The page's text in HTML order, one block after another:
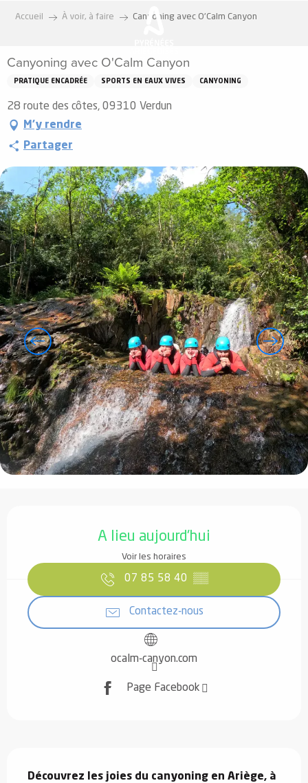
principal
Accueil À voir, à faire Canyoning avec O'Calm Canyon
Canyoning avec O'Calm Canyon
PRATIQUE ENCADRÉE SPORTS EN EAUX VIVES CANYONING
28 route des côtes, 09310 Verdun
M'y rendre
Partager
A lieu aujourd'hui
Voir les horaires
07 85 58 40 ▒▒
Contactez-nous
ocalm-canyon.com
Page Facebook
Découvrez les joies du canyoning en Ariège, à